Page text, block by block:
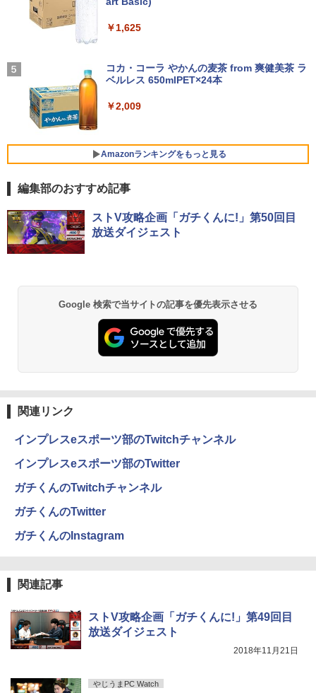
￥14,555
4
レビュー投稿 5年保証｜MS Office 2024
ws11 Office付｜スペック Core i5 第7世
代 メモリ 8GB 大容量 HDD 500GB テン
PC オフィス搭載
5
MS限定クーポンあり! 【Win11正式対
応】Webカメラ&テンキー付き ノートパ
dows11 Pro 店長オススメ おまかせ 15.6
型 無線LAN office付き 2026 福袋 ギフト
可能｜デスクトップ 中古｜中古PC
デスクトップパソコン Windows11 Offic
e付き パソコン 新品｜インテル 第14世代
スクトップPC 2年保証 激安 高性能 ゲー
ム 本体のみ PC 高スペッ 初期設定済み
￥45,700
5
【中古】初心者も安心！おまかせゲーミ
ボード・マウス[8世代 Corei5 8GB SSD2
56GB]：良品
非光沢 スピーカー内蔵 3年保証 ディスプ
レイ パソコンモニター PCモニター フル
イリスオーヤマ DT-JF *
ッチ選択】モバイルモニター 15.6インチ
自立スタンド モバイルモニター スタンド
ゲーミングモニター 1080PフルHD 高画
質 デュアルモニター サブモニター ポー
￥1,689
【 限定生産・特典つき 】YUZURU2027
羽生結弦カレンダー卓上版 [ 能登 直 ]
￥2,750
付き 防水 タッチ式音量調整 スポーツ/通勤/通
￥1,964
Xiaomi シャオミ REDMI Buds 8 Lite ワイヤ
￥3,480
￥250
￥1,625
コカ・コーラ やかんの麦茶 from 爽健美茶 ラ
ベルレス 650mlPET×24本
￥2,009
Amazonランキングをもっと見る
薬屋のひとりごと 17巻 (デジタル版ビッグガ
ンガンコミックス)
異世界居酒屋「のぶ」(22) (角川コミックス・
￥832
コミックスDIGITAL)
編集部のおすすめ記事
ストV攻略企画「ガチくんに!」第50回目
放送ダイジェスト
Google 検索で当サイトの記事を優先表示させる
関連リンク
インプレスeスポーツ部のTwitchチャンネル
インプレスeスポーツ部のTwitter
ガチくんのTwitchチャンネル
ガチくんのTwitter
ガチくんのInstagram
関連記事
ストV攻略企画「ガチくんに!」第49回目
放送ダイジェスト
2018年11月21日
やじうまPC Watch